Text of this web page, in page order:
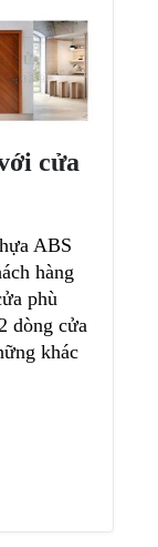
cửa
ABS
hàng
phù
dòng cửa
khác